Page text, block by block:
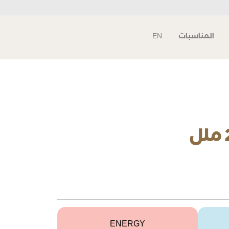
المناسبات EN
ENERGY